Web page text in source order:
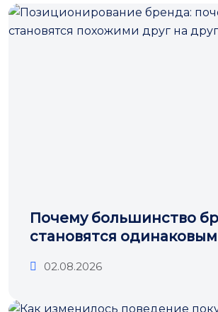
Почему большинство
становятся
02.08.2026